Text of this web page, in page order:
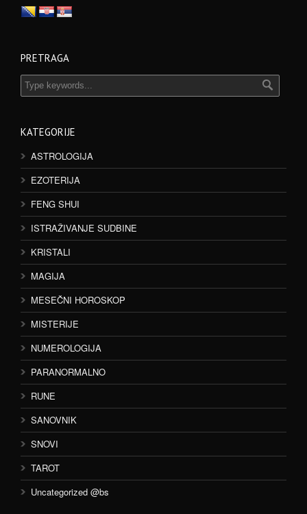
PRETRAGA
KATEGORIJE
ASTROLOGIJA
EZOTERIJA
FENG SHUI
ISTRAŽIVANJE SUDBINE
KRISTALI
MAGIJA
MESEČNI HOROSKOP
MISTERIJE
NUMEROLOGIJA
PARANORMALNO
RUNE
SANOVNIK
SNOVI
TAROT
Uncategorized @bs